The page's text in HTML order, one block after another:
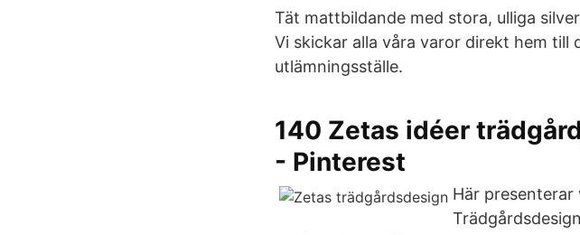
Tät mattbildande med stora, ulliga
Vi skickar alla våra varor direkt hem till
utlämningsställe.
140 Zetas idéer
- Pinterest
Här